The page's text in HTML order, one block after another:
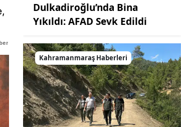
Merkezi
Dulkadiroğlu’nda Bina
Yıkıldı: AFAD Sevk Edildi
Kahramanmaraş Haberleri